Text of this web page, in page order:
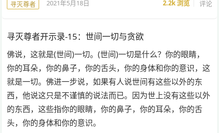
寻灭尊者 2021年5月18日 2.2k浏览 评论
寻灭尊者开示录-15：世间一切与贪欲
佛说，这就是(世间)一切。(世间)一切是什么？你的眼睛，
你的耳朵，你的鼻子，你的舌头，你的身体和你的意识，这
就是一切。佛进一步说，如果有人说世间有这些以外的东
西，他说这只是不谨慎的说法而已。因为世上没有这些以外
的东西，这些指你的眼睛，你的鼻子，你的耳朵，你的舌
头，你的身体和你的意识。